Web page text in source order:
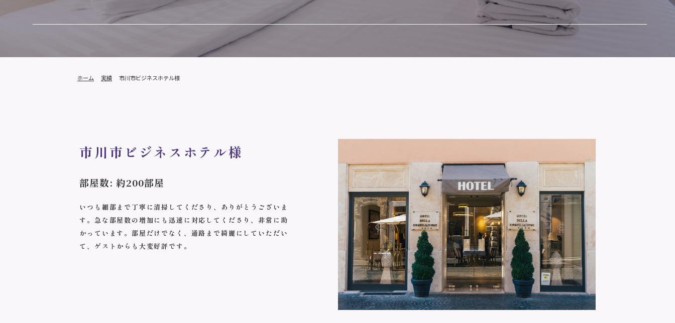
ホーム 実績 市川市ビジネスホテル様
市川市ビジネスホテル様
部屋数: 約200部屋
いつも細部まで丁寧に清掃してくださり、ありがとうございま
す。急な部屋数の増加にも迅速に対応してくださり、非常に助
かっています。部屋だけでなく、通路まで綺麗にしていただい
て、ゲストからも大変好評です。